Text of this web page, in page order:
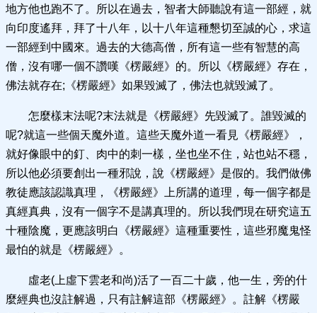
地方他也跑不了。所以在過去，智者大師聽說有這一部經，就
向印度遙拜，拜了十八年，以十八年這種懇切至誠的心，求這
一部經到中國來。過去的大德高僧，所有這一些有智慧的高
僧，沒有哪一個不讚嘆《楞嚴經》的。所以《楞嚴經》存在，
佛法就存在;《楞嚴經》如果毀滅了，佛法也就毀滅了。
怎麼樣末法呢?末法就是《楞嚴經》先毀滅了。誰毀滅的
呢?就這一些個天魔外道。這些天魔外道一看見《楞嚴經》，
就好像眼中的釘、肉中的刺一樣，坐也坐不住，站也站不穩，
所以他必須要創出一種邪說，說《楞嚴經》是假的。我們做佛
教徒應該認識真理，《楞嚴經》上所講的道理，每一個字都是
真經真典，沒有一個字不是講真理的。所以我們現在研究這五
十種陰魔，更應該明白《楞嚴經》這種重要性，這些邪魔鬼怪
最怕的就是《楞嚴經》。
虛老(上虛下雲老和尚)活了一百二十歲，他一生，旁的什
麼經典也沒註解過，只有註解這部《楞嚴經》。註解《楞嚴